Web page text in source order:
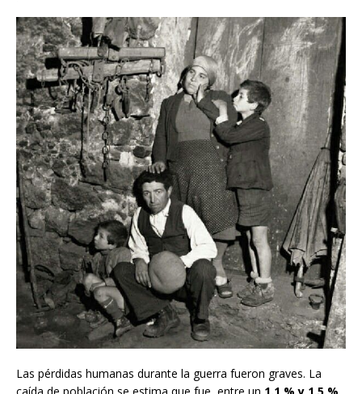
Las pérdidas humanas durante la guerra fueron graves. La
caída de población se estima que fue, entre un 1.1 % y 1.5 %